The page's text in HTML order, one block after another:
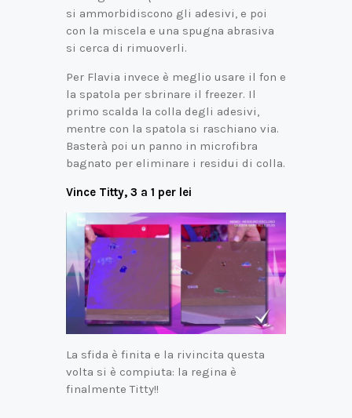
si ammorbidiscono gli adesivi, e poi
con la miscela e una spugna abrasiva
si cerca di rimuoverli.
Per Flavia invece è meglio usare il fon e
la spatola per sbrinare il freezer. Il
primo scalda la colla degli adesivi,
mentre con la spatola si raschiano via.
Basterà poi un panno in microfibra
bagnato per eliminare i residui di colla.
Vince Titty, 3 a 1 per lei
La sfida è finita e la rivincita questa
volta si è compiuta: la regina è
finalmente Titty!!